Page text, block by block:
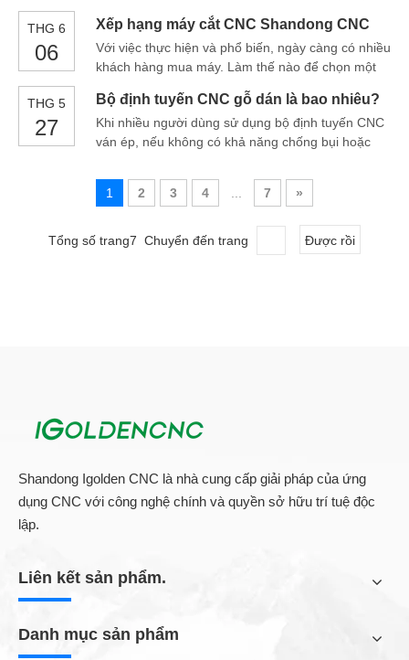
mức độ thông minh cao. Bạn có biết các đặc điểm
của máy cắt CNC không? Bạn biết bao nhiêu về
điều này? Tiếp theo, tôi sẽ cung cấp cho bạn một
THG 6
06
Xếp hạng máy cắt CNC Shandong CNC
Với việc thực hiện và phổ biến, ngày càng có nhiều
khách hàng mua máy. Làm thế nào để chọn một
Một số khách hàng không biết nên chọn mô hình
của máy cắt CNC nào. Và một số người dùng sợ
tiêu tiền nhưng không thể mua một cnc cuttin tốt
THG 5
27
Bộ định tuyến CNC gỗ dán là bao nhiêu?
Khi nhiều người dùng sử dụng bộ định tuyến CNC
ván ép, nếu không có khả năng chống bụi hoặc
người! Để loại bỏ ô nhiễm bụi, chúng ta phải đi
theo con đường điều trị toàn diện, bắt đầu bằng
và s
1 2 3 4 7 »
Tổng số trang7 Chuyển đến trang Được rồi
Shandong Igolden CNC là nhà cung cấp giải pháp của ứng
dụng CNC với công nghệ chính và quyền sở hữu trí tuệ độc
lập.
Liên kết sản phẩm.
Danh mục sản phẩm